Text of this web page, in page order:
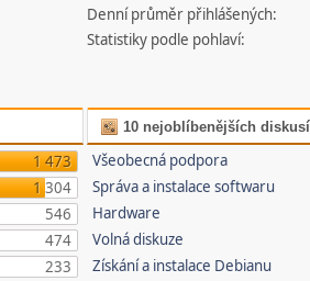
Denní průměr přihlášených:
Statistiky podle pohlaví:
1 473
1 304
546
474
233
10 nejoblíbenějších diskusí
Všeobecná podpora
Správa a instalace softwaru
Hardware
Volná diskuze
Získání a instalace Debianu